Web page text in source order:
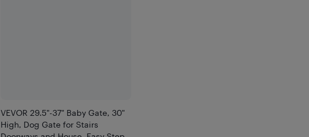
VEVOR 29.5"-37" Baby Gate, 30"
High, Dog Gate for Stairs